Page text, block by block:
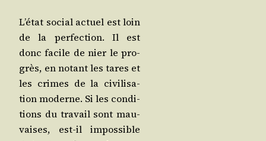
L’é­tat social actuel est loin
de la per­fec­tion. Il est
donc facile de nier le pro­
grès, en notant les tares et
les crimes de la civi­li­sa­
tion moderne. Si les condi­
tions du tra­vail sont mau­
vaises, est-il impos­sible